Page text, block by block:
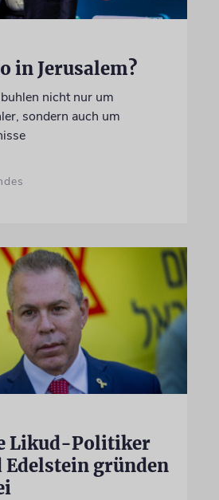
in Jerusalem?
nicht nur um
sondern auch um
Likud-Politiker
Edelstein gründen